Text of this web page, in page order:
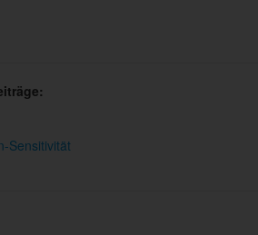
Sensitivität